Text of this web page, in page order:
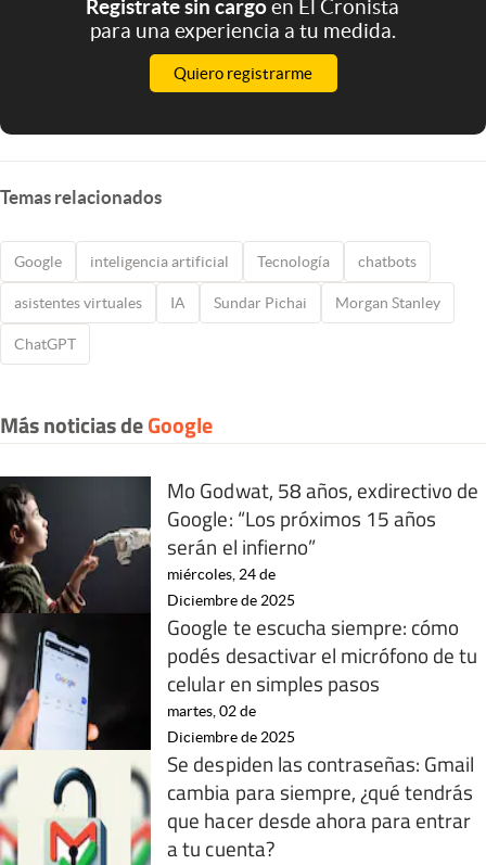
Registrate sin cargoen El Cronista
para una experiencia a tu medida.
Quiero registrarme
Temas relacionados
Google inteligencia artificial Tecnología chatbots
asistentes virtuales IA Sundar Pichai Morgan Stanley
ChatGPT
Más noticias deGoogle
Mo Godwat, 58 años, exdirectivo de
Google: “Los próximos 15 años
serán el infierno”
miércoles, 24 de
Diciembre de 2025
Google te escucha siempre: cómo
podés desactivar el micrófono de tu
celular en simples pasos
martes, 02 de
Diciembre de 2025
Se despiden las contraseñas: Gmail
cambia para siempre, ¿qué tendrás
que hacer desde ahora para entrar
a tu cuenta?